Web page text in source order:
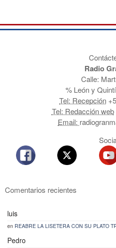
Radio
Calle:
% León y
Tel: Recepción
Tel: Redacción web
Email:
Comentarios recientes
luis
en REABRE LA LISETERA CON SU PLATO
Pedro